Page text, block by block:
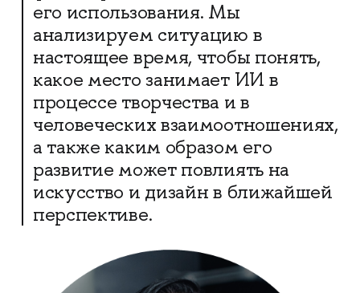
его использования. Мы
анализируем ситуацию в
настоящее время, чтобы понять,
какое место занимает ИИ в
процессе творчества и в
человеческих взаимоотношениях,
а также каким образом его
развитие может повлиять на
искусство и дизайн в ближайшей
перспективе.